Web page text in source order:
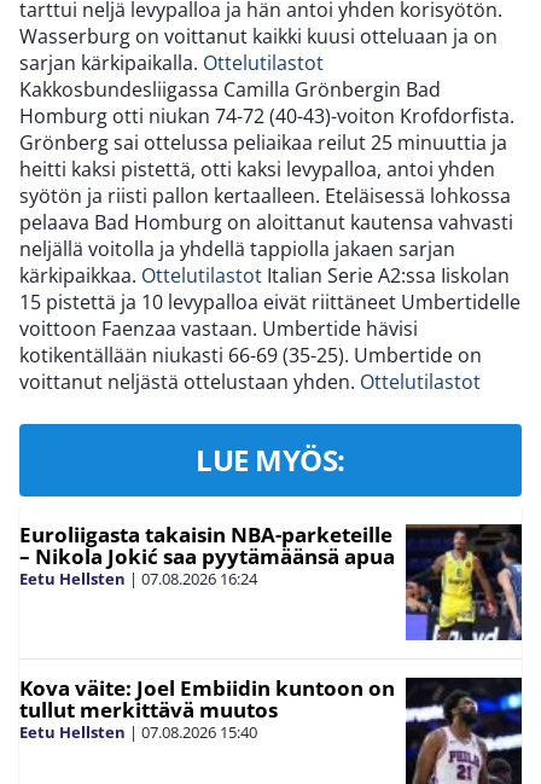
tarttui neljä levypalloa ja hän antoi yhden korisyötön.
Wasserburg on voittanut kaikki kuusi otteluaan ja on
sarjan kärkipaikalla. Ottelutilastot
Kakkosbundesliigassa Camilla Grönbergin Bad
Homburg otti niukan 74-72 (40-43)-voiton Krofdorfista.
Grönberg sai ottelussa peliaikaa reilut 25 minuuttia ja
heitti kaksi pistettä, otti kaksi levypalloa, antoi yhden
syötön ja riisti pallon kertaalleen. Eteläisessä lohkossa
pelaava Bad Homburg on aloittanut kautensa vahvasti
neljällä voitolla ja yhdellä tappiolla jakaen sarjan
kärkipaikkaa. Ottelutilastot Italian Serie A2:ssa Iiskolan
15 pistettä ja 10 levypalloa eivät riittäneet Umbertidelle
voittoon Faenzaa vastaan. Umbertide hävisi
kotikentällään niukasti 66-69 (35-25). Umbertide on
voittanut neljästä ottelustaan yhden. Ottelutilastot
LUE MYÖS:
Euroliigasta takaisin NBA-parketeille
– Nikola Jokić saa pyytämäänsä apua
Eetu Hellsten | 07.08.2026 16:24
Kova väite: Joel Embiidin kuntoon on
tullut merkittävä muutos
Eetu Hellsten | 07.08.2026 15:40